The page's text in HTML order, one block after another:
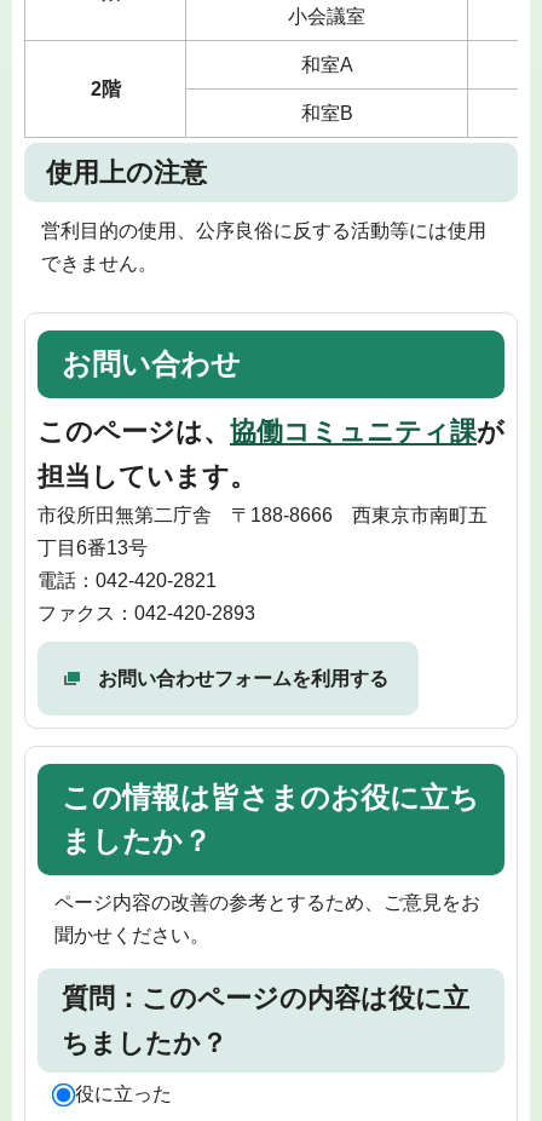
小会議室
2階
和室A
和室B
使用上の注意
営利目的の使用、公序良俗に反する活動等には使用
できません。
お問い合わせ
このページは、 協働コミュニティ課が
担当しています。
市役所田無第二庁舎 〒188-8666 西東京市南町五
丁目6番13号
電話：042-420-2821
ファクス：042-420-2893
お問い合わせフォームを利用する
この情報は皆さまのお役に立ち
ましたか？
ページ内容の改善の参考とするため、ご意見をお
聞かせください。
質問：このページの内容は役に立
ちましたか？
役に立った